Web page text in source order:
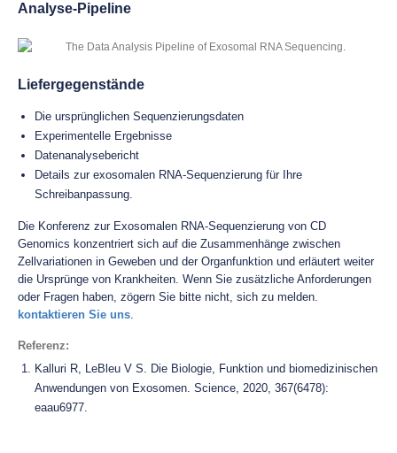
Analyse-Pipeline
Liefergegenstände
Die ursprünglichen Sequenzierungsdaten
Experimentelle Ergebnisse
Datenanalysebericht
Details zur exosomalen RNA-Sequenzierung für Ihre
Schreibanpassung.
Die Konferenz zur Exosomalen RNA-Sequenzierung von CD
Genomics konzentriert sich auf die Zusammenhänge zwischen
Zellvariationen in Geweben und der Organfunktion und erläutert weiter
die Ursprünge von Krankheiten. Wenn Sie zusätzliche Anforderungen
oder Fragen haben, zögern Sie bitte nicht, sich zu melden.
kontaktieren Sie uns.
Referenz:
Kalluri R, LeBleu V S. Die Biologie, Funktion und biomedizinischen
Anwendungen von Exosomen. Science, 2020, 367(6478):
eaau6977.